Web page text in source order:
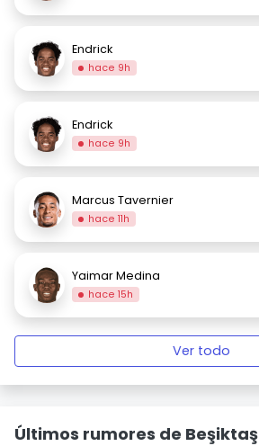
Endrick
hace 9h
Endrick
hace 9h
Marcus Tavernier
hace 11h
Yaimar Medina
hace 15h
Ver todo
Últimos rumores de Beşiktaş